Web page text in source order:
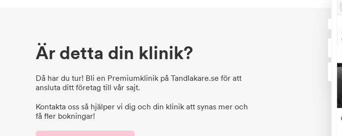
Är detta din klinik?
Då har du tur! Bli en Premiumklinik på Tandlakare.se för att
ansluta ditt företag till vår sajt.
Kontakta oss så hjälper vi dig och din klinik att synas mer och
få fler bokningar!